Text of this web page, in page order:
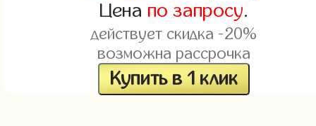
Цена по запросу.
действует скидка -20%
возможна рассрочка
Купить в 1 клик